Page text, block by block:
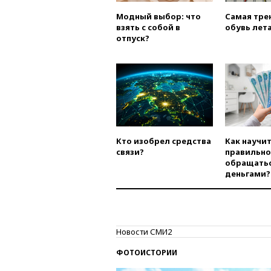
Модный выбор: что
взять с собой в
отпуск?
Самая
обувь
Кто изобрел средства
связи?
Как
правильно
деньгами?
Новости СМИ2
ФОТОИСТОРИИ